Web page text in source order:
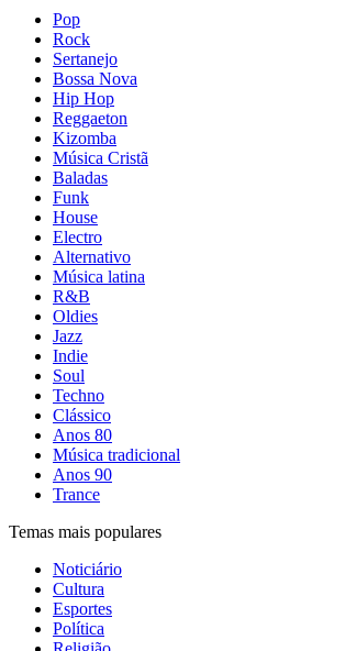
Pop
Rock
Sertanejo
Bossa Nova
Hip Hop
Reggaeton
Kizomba
Música Cristã
Baladas
Funk
House
Electro
Alternativo
Música latina
R&B
Oldies
Jazz
Indie
Soul
Techno
Clássico
Anos 80
Música tradicional
Anos 90
Trance
Temas mais populares
Noticiário
Cultura
Esportes
Política